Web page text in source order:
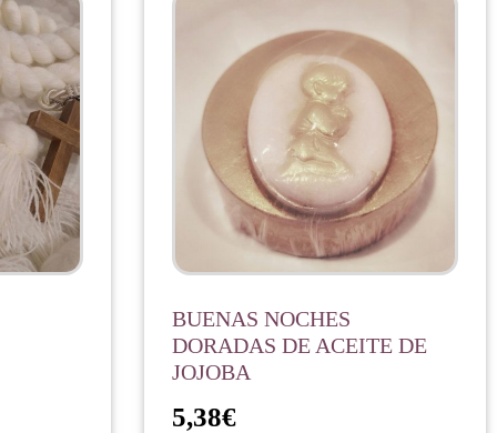
BUENAS NOCHES
DORADAS DE ACEITE DE
JOJOBA
5,38€